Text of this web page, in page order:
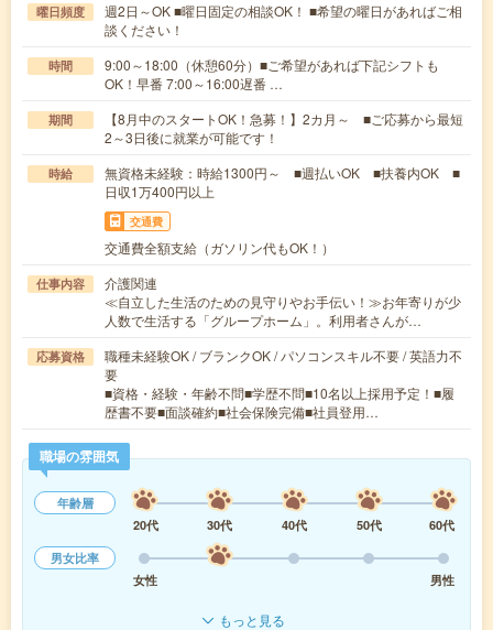
曜日頻度
週2日～OK ■曜日固定の相談OK！ ■希望の曜日があればご相
談ください！
時間
9:00～18:00（休憩60分）■ご希望があれば下記シフトも
OK！早番 7:00～16:00遅番 …
期間
【8月中のスタートOK！急募！】2カ月～ ■ご応募から最短
2～3日後に就業が可能です！
時給
無資格未経験：時給1300円～ ■週払いOK ■扶養内OK ■
日収1万400円以上
交通費
交通費全額支給（ガソリン代もOK！）
仕事内容
介護関連
≪自立した生活のための見守りやお手伝い！≫お年寄りが少
人数で生活する「グループホーム」。利用者さんが…
応募資格
職種未経験OK / ブランクOK / パソコンスキル不要 / 英語力不
要
■資格・経験・年齢不問■学歴不問■10名以上採用予定！■履
歴書不要■面談確約■社会保険完備■社員登用…
職場の雰囲気
年齢層
20代
30代 40代 50代
60代
男女比率
女性
男性
もっと見る